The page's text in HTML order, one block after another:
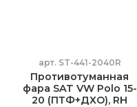
арт. ST-441-2040R
Противотуманная
фара SAT VW Polo 15-
20 (ПТФ+ДХО), RH